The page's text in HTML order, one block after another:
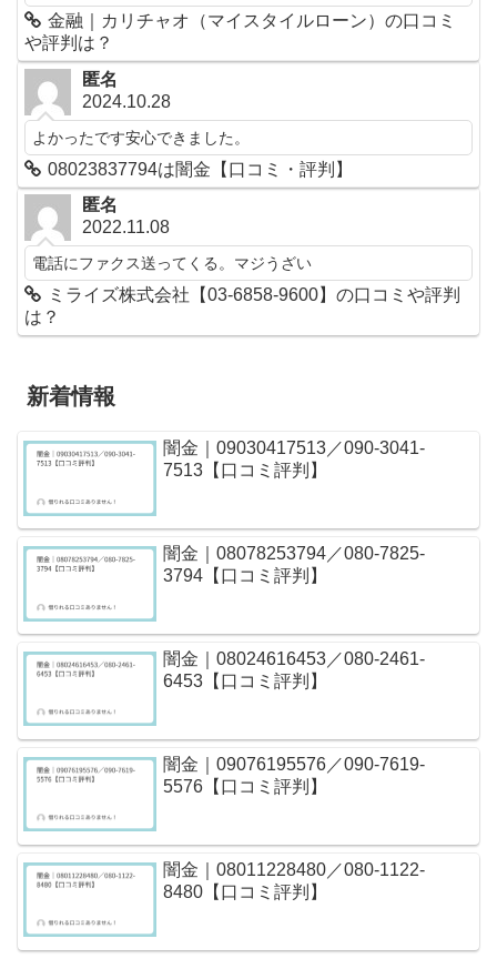
金融｜カリチャオ（マイスタイルローン）の口コミ
や評判は？
匿名
2024.10.28
よかったです安心できました。
08023837794は闇金【口コミ・評判】
匿名
2022.11.08
電話にファクス送ってくる。マジうざい
ミライズ株式会社【03-6858-9600】の口コミや評判
は？
新着情報
闇金｜09030417513／090-3041-
7513【口コミ評判】
闇金｜08078253794／080-7825-
3794【口コミ評判】
闇金｜08024616453／080-2461-
6453【口コミ評判】
闇金｜09076195576／090-7619-
5576【口コミ評判】
闇金｜08011228480／080-1122-
8480【口コミ評判】